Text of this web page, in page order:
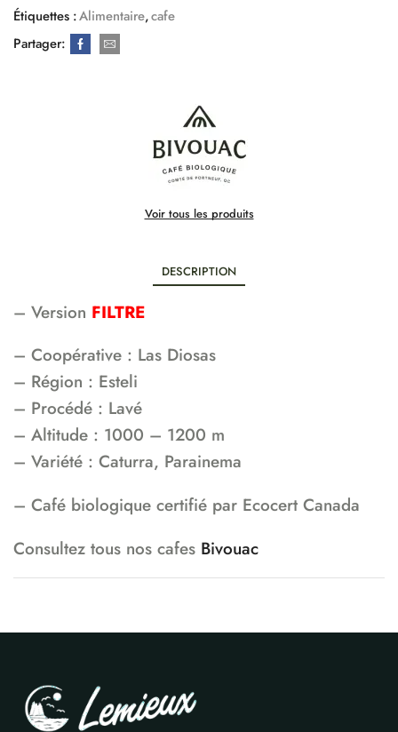
Étiquettes :Alimentaire,cafe
Partager:
Voir tous les produits
DESCRIPTION
– Version FILTRE
– Coopérative : Las Diosas
– Région : Esteli
– Procédé : Lavé
– Altitude : 1000 – 1200 m
– Variété : Caturra, Parainema
– Café biologique certifié par Ecocert Canada
Consultez tous nos cafes Bivouac